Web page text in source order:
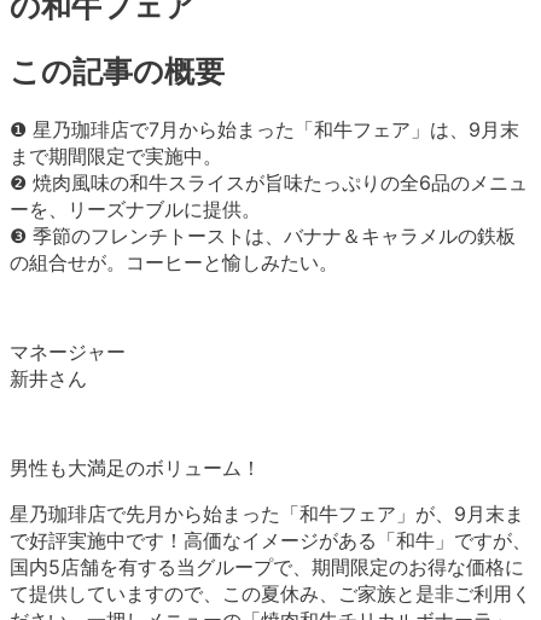
この記事の概要
❶ 星乃珈琲店で7月から始まった「和牛フェア」は、9月末
まで期間限定で実施中。
❷ 焼肉風味の和牛スライスが旨味たっぷりの全6品のメニュ
ーを、リーズナブルに提供。
❸ 季節のフレンチトーストは、バナナ＆キャラメルの鉄板
の組合せが。コーヒーと愉しみたい。
マネージャー
新井さん
男性も大満足のボリューム！
星乃珈琲店で先月から始まった「和牛フェア」が、9月末ま
で好評実施中です！高価なイメージがある「和牛」ですが、
国内5店舗を有する当グループで、期間限定のお得な価格に
て提供していますので、この夏休み、ご家族と是非ご利用く